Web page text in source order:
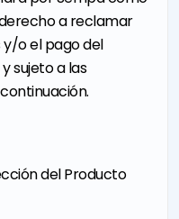
a reclamar
y/o el pago del
sujeto a las
del Producto